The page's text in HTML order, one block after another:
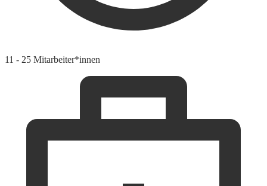
11 - 25 Mitarbeiter*innen